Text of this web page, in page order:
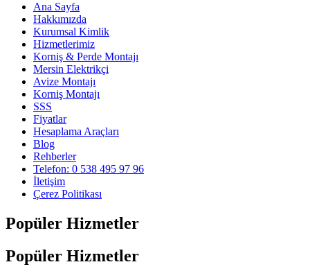
Ana Sayfa
Hakkımızda
Kurumsal Kimlik
Hizmetlerimiz
Korniş & Perde Montajı
Mersin Elektrikçi
Avize Montajı
Korniş Montajı
SSS
Fiyatlar
Hesaplama Araçları
Blog
Rehberler
Telefon: 0 538 495 97 96
İletişim
Çerez Politikası
Popüler Hizmetler
Popüler Hizmetler